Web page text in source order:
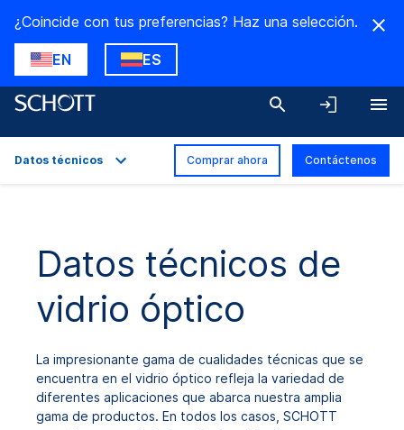
¿Coincide con tus preferencias? Haz una selección.
EN ES
Datos técnicos
Variantes del producto
Descargas
Datos técnicos Comprar ahora Contáctenos
Datos técnicos de
vidrio óptico
La impresionante gama de cualidades técnicas que se
encuentra en el vidrio óptico refleja la variedad de
diferentes aplicaciones que abarca nuestra amplia
gama de productos. En todos los casos, SCHOTT